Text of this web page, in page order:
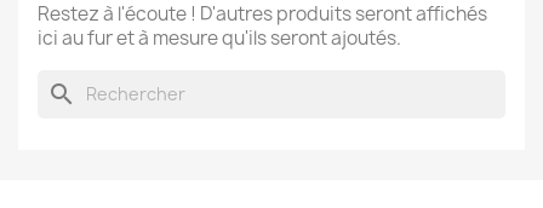
Restez à l'écoute ! D'autres produits seront affichés
ici au fur et à mesure qu'ils seront ajoutés.
search